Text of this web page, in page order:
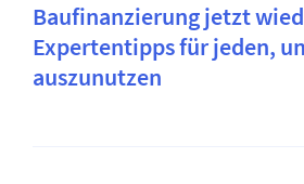
Baufinanzierung jetzt
Expertentipps für jeden,
auszunutzen